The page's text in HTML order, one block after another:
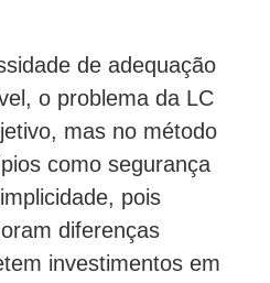
de adequação
o problema da LC
mas no método
como segurança
pois
diferenças
investimentos em